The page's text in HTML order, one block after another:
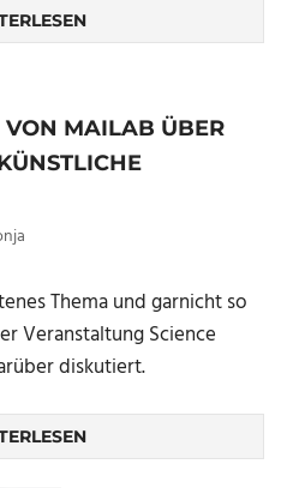
VON MAILAB ÜBER
Thema und garnicht so
Veranstaltung Science
diskutiert.